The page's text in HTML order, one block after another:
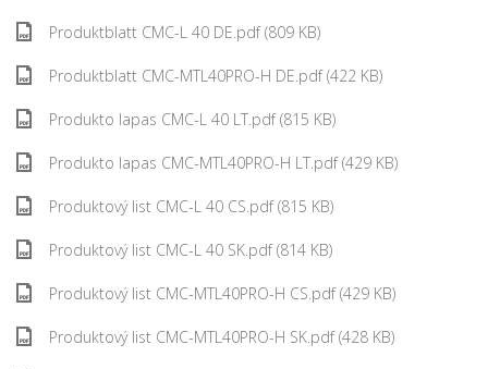
Produktblatt CMC-L 40 DE.pdf (809 KB)
Produktblatt CMC-MTL40PRO-H DE.pdf (422 KB)
Produkto lapas CMC-L 40 LT.pdf (815 KB)
Produkto lapas CMC-MTL40PRO-H LT.pdf (429 KB)
Produktový list CMC-L 40 CS.pdf (815 KB)
Produktový list CMC-L 40 SK.pdf (814 KB)
Produktový list CMC-MTL40PRO-H CS.pdf (429 KB)
Produktový list CMC-MTL40PRO-H SK.pdf (428 KB)